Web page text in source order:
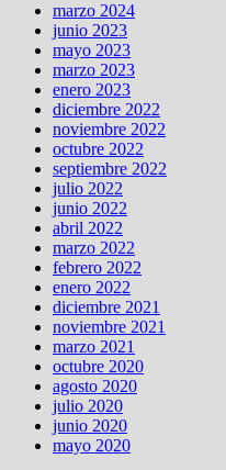
marzo 2024
junio 2023
mayo 2023
marzo 2023
enero 2023
diciembre 2022
noviembre 2022
octubre 2022
septiembre 2022
julio 2022
junio 2022
abril 2022
marzo 2022
febrero 2022
enero 2022
diciembre 2021
noviembre 2021
marzo 2021
octubre 2020
agosto 2020
julio 2020
junio 2020
mayo 2020